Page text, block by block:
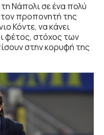
Νάπολι σε ένα πολύ
τον προπονητή της
Κόντε, να κάνει
φέτος, στόχος των
στην κορυφή της